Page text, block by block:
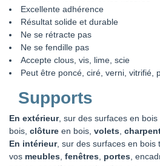
Excellente adhérence
Résultat solide et durable
Ne se rétracte pas
Ne se fendille pas
Accepte clous, vis, lime, scie
Peut être poncé, ciré, verni, vitrifié,
Supports
En extérieur, sur des surfaces en
bois, clôture en bois, volets
En intérieur, sur des surfaces en bois
vos meubles fenêtres portes ,